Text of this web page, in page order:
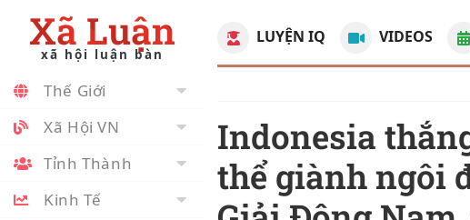
Xã Luận
xã hội luận bàn
Thế Giới
Xã Hội VN
Tỉnh Thành
Kinh Tế
LUYỆN IQ VIDEOS
Indonesia thắng đậm Myanmar, vẫn chưa
thể giành ngôi